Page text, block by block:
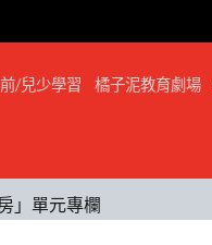
/兒少學習 橘子泥教育劇場
」單元專欄